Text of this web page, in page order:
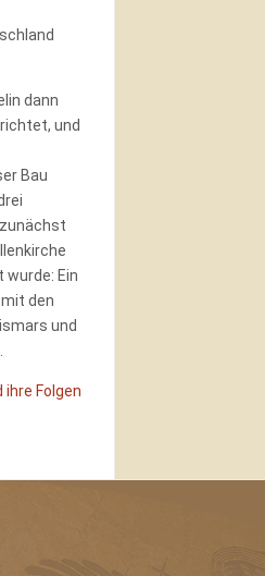
dann
und
Bau
Ein
den
und
ihre Folgen